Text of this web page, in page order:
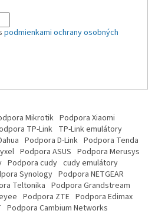
podmienkami ochrany osobných
Mikrotik Podpora Xiaomi
TP-Link TP-Link emulátory
Podpora D-Link Podpora Tenda
Podpora ASUS Podpora Merusys
Podpora cudy cudy emulátory
Synology Podpora NETGEAR
Teltonika Podpora Grandstream
Podpora ZTE Podpora Edimax
Podpora Cambium Networks